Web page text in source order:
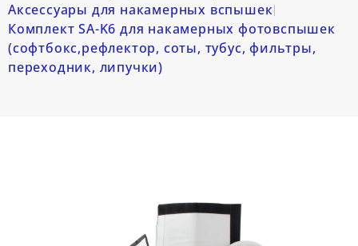
Аксессуары для накамерных вспышек
Комплект SA-K6 для накамерных фотовспышек
(софтбокс,рефлектор, соты, тубус, фильтры,
переходник, липучки)